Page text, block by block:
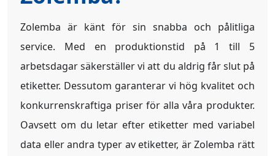
Zolemba är känt för sin snabba och pålitliga
service. Med en produktionstid på 1 till 5
arbetsdagar säkerställer vi att du aldrig får slut på
etiketter. Dessutom garanterar vi hög kvalitet och
konkurrenskraftiga priser för alla våra produkter.
Oavsett om du letar efter etiketter med variabel
data eller andra typer av etiketter, är Zolemba rätt